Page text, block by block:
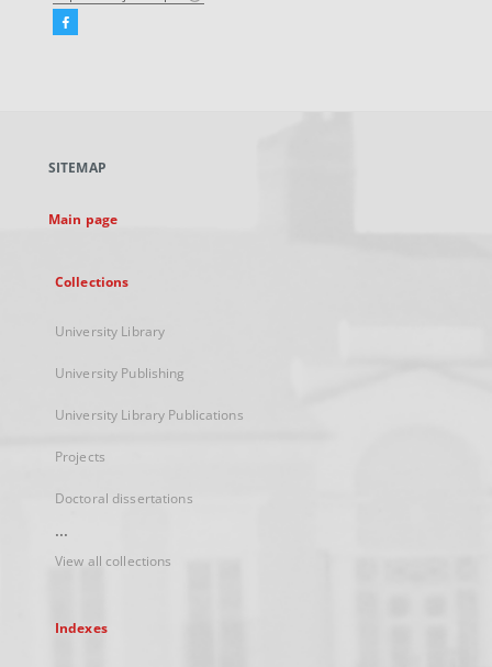
Facebook
new
SITEMAP
Main page
Collections
University Library
University Publishing
University Library Publications
Projects
Doctoral dissertations
...
View all collections
Indexes